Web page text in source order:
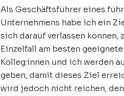
Als Geschäftsführer eines
Unternehmens habe ich ein
sich darauf verlassen
Einzelfall am besten
Kolleg:innen und ich werden
geben, damit dieses Ziel
wird jedoch nicht reichen,